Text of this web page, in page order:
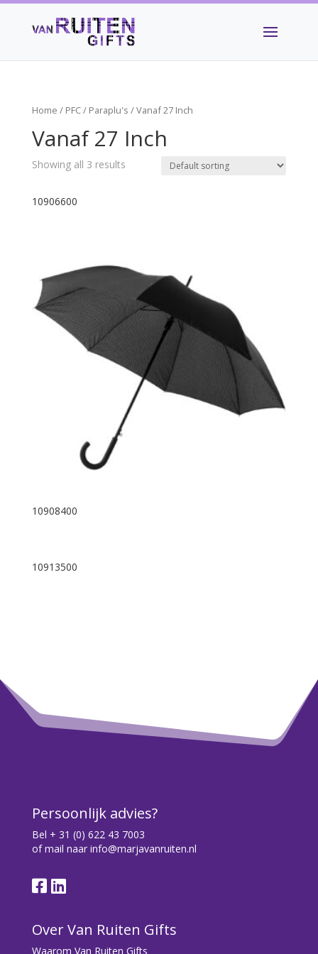
Home / PFC/ Paraplu's / Vanaf 27 Inch
Vanaf 27 Inch
Showing all 3 results
10906600
10908400
10913500
Persoonlijk advies?
Bel + 31 (0) 622 43 7003
of mail naar info@marjavanruiten.nl
Over Van Ruiten Gifts
Waarom Van Ruiten Gifts